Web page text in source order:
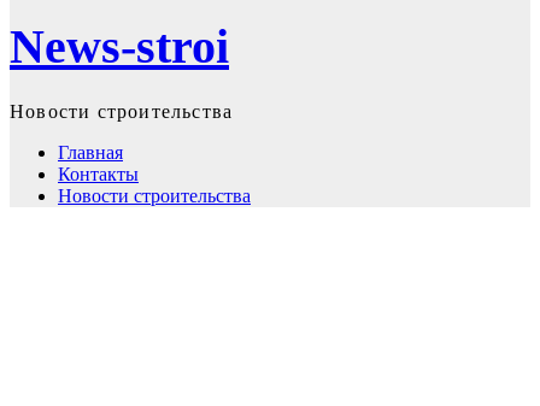
News-stroi
Новости строительства
Главная
Контакты
Новости строительства